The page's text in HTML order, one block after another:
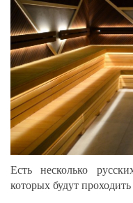
Есть несколько
которых будут